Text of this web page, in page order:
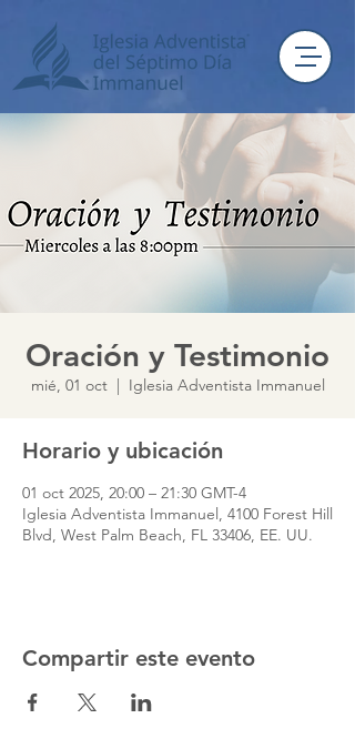
Oración y Testimonio
mié, 01 oct
  |
Iglesia Adventista Immanuel
Horario y ubicación
01 oct 2025, 20:00 – 21:30 GMT-4
Iglesia Adventista Immanuel, 4100 Forest Hill
Blvd, West Palm Beach, FL 33406, EE. UU.
Compartir este evento